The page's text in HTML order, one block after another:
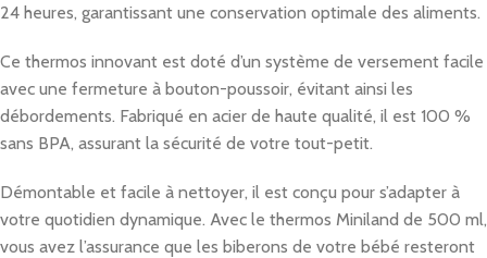
24 heures, garantissant une conservation optimale des aliments.
Ce thermos innovant est doté d’un système de versement facile
avec une fermeture à bouton-poussoir, évitant ainsi les
débordements. Fabriqué en acier de haute qualité, il est 100 %
sans BPA, assurant la sécurité de votre tout-petit.
Démontable et facile à nettoyer, il est conçu pour s’adapter à
votre quotidien dynamique. Avec le thermos Miniland de 500 ml,
vous avez l’assurance que les biberons de votre bébé resteront